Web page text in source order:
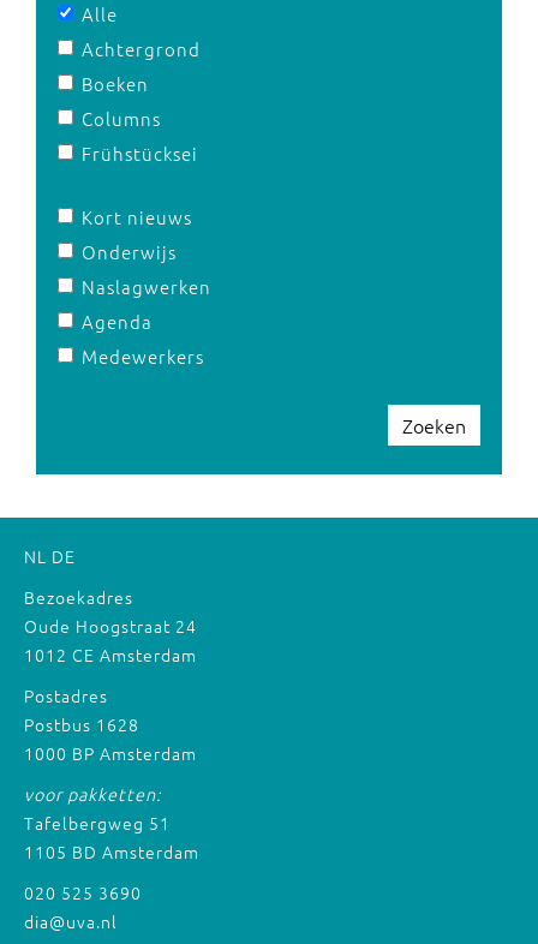
Alle
Achtergrond
Boeken
Columns
Frühstücksei
Kort nieuws
Onderwijs
Naslagwerken
Agenda
Medewerkers
Zoeken
NL DE
Bezoekadres
Oude Hoogstraat 24
1012 CE Amsterdam
Postadres
Postbus 1628
1000 BP Amsterdam
voor pakketten:
Tafelbergweg 51
1105 BD Amsterdam
020 525 3690
dia@uva.nl